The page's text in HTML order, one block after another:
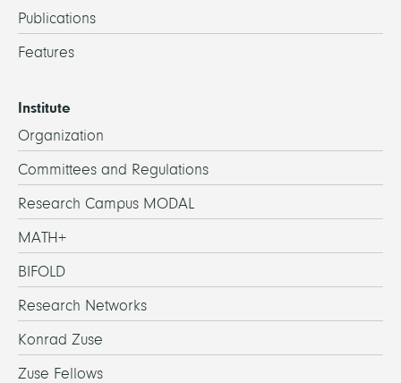
Publications
Features
Institute
Organization
Committees and Regulations
Research Campus MODAL
MATH+
BIFOLD
Research Networks
Konrad Zuse
Zuse Fellows